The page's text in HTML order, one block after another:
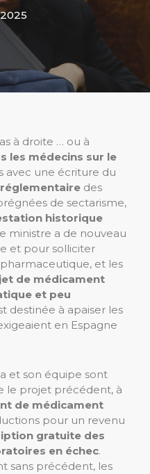
à droite … ou à
les médecins sur le
avec une écriture du
des
de sectarisme,
historique
ministre a de nouveau
et pour solliciter
et les
de médicament
et peu
destinée à apaiser les
en Espagne
et son équipe sont
le projet précédent, à
de médicament
pour un revenu
gratuite des
en échec.
sans précédent, les